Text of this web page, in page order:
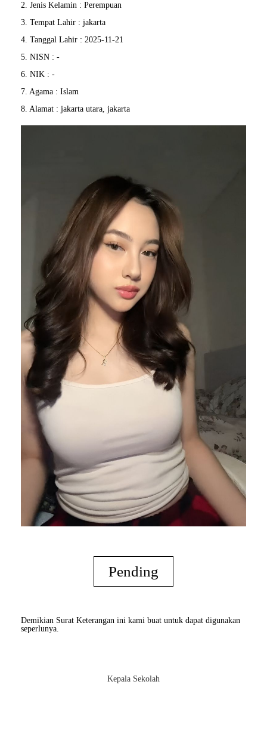
2. Jenis Kelamin : Perempuan
3. Tempat Lahir : jakarta
4. Tanggal Lahir : 2025-11-21
5. NISN : -
6. NIK : -
7. Agama : Islam
8. Alamat : jakarta utara, jakarta
Pending
Demikian Surat Keterangan ini kami buat untuk dapat digunakan
seperlunya.
Kepala Sekolah